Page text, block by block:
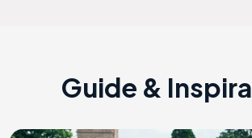
Guide &